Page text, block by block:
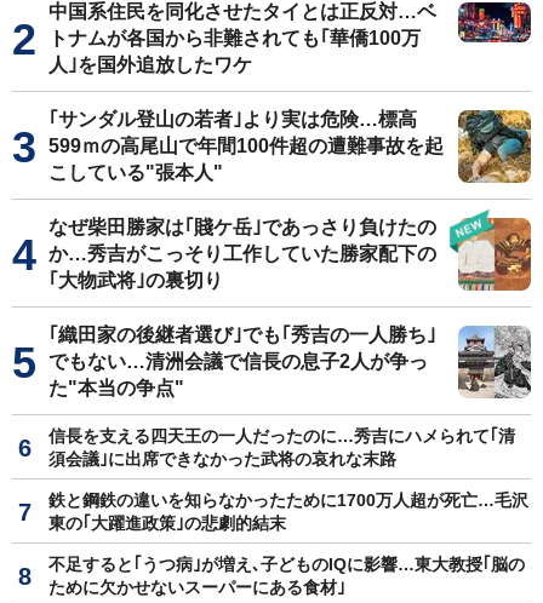
中国系住民を同化させたタイとは正反対…ベ
トナムが各国から非難されても｢華僑100万
人｣を国外追放したワケ
｢サンダル登山の若者｣より実は危険…標高
599ｍの高尾山で年間100件超の遭難事故を起
こしている"張本人"
なぜ柴田勝家は｢賤ケ岳｣であっさり負けたの
か…秀吉がこっそり工作していた勝家配下の
｢大物武将｣の裏切り
｢織田家の後継者選び｣でも｢秀吉の一人勝ち｣
でもない…清洲会議で信長の息子2人が争っ
た"本当の争点"
信長を支える四天王の一人だったのに…秀吉にハメられて｢清
須会議｣に出席できなかった武将の哀れな末路
鉄と鋼鉄の違いを知らなかったために1700万人超が死亡…毛沢
東の｢大躍進政策｣の悲劇的結末
不足すると｢うつ病｣が増え､子どものIQに影響…東大教授｢脳の
ために欠かせないスーパーにある食材｣